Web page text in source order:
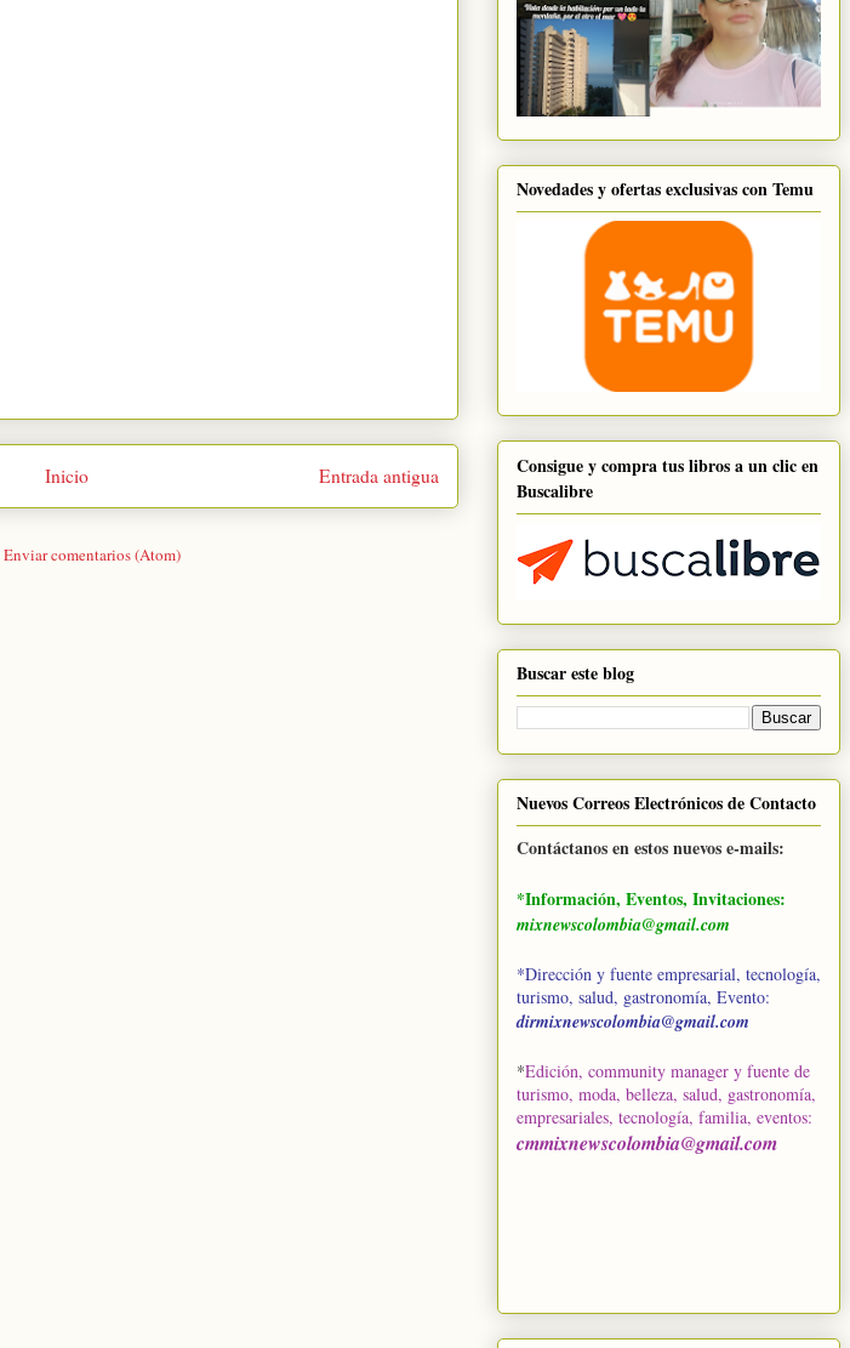
Entrada antigua
Inicio
Enviar comentarios (Atom)
Novedades y ofertas exclusivas con Temu
Consigue y compra tus libros a un clic en
Buscalibre
Buscar este blog
Nuevos Correos Electrónicos de Contacto
Contáctanos en estos nuevos e-mails:
*Información, Eventos, Invitaciones:
mixnewscolombia@gmail.com
*Dirección y fuente empresarial, tecnología,
turismo, salud, gastronomía, Evento:
dirmixnewscolombia@gmail.com
*Edición, community manager y fuente de
turismo, moda, belleza, salud, gastronomía,
empresariales, tecnología, familia, eventos:
cmmixnewscolombia@gmail.com